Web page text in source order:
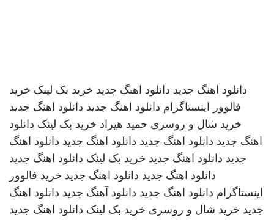
دانلود اهنگ جدید دانلود اهنگ جدید خرید بک لینک خرید
فالوور اینستاگرام دانلود اهنگ جدید دانلود اهنگ جدید
خرید شال و روسری حمید هیراد خرید بک لینک دانلود
اهنگ جدید دانلود اهنگ جدید دانلود اهنگ جدید دانلود اهنگ
جدید دانلود اهنگ جدید خرید بک لینک دانلود اهنگ جدید
دانلود اهنگ جدید دانلود اهنگ جدید خرید فالوور
اینستاگرام دانلود اهنگ جدید دانلود آهنگ جدید دانلود اهنگ
جدید خرید شال و روسری خرید بک لینک دانلود اهنگ جدید